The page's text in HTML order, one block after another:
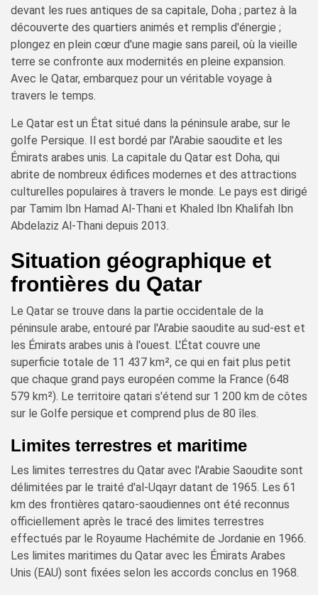
devant les rues antiques de sa capitale, Doha ; partez à la
découverte des quartiers animés et remplis d'énergie ;
plongez en plein cœur d'une magie sans pareil, où la vieille
terre se confronte aux modernités en pleine expansion.
Avec le Qatar, embarquez pour un véritable voyage à
travers le temps.
Le Qatar est un État situé dans la péninsule arabe, sur le
golfe Persique. Il est bordé par l'Arabie saoudite et les
Émirats arabes unis. La capitale du Qatar est Doha, qui
abrite de nombreux édifices modernes et des attractions
culturelles populaires à travers le monde. Le pays est dirigé
par Tamim Ibn Hamad Al-Thani et Khaled Ibn Khalifah Ibn
Abdelaziz Al-Thani depuis 2013.
Situation géographique et
frontières du Qatar
Le Qatar se trouve dans la partie occidentale de la
péninsule arabe, entouré par l'Arabie saoudite au sud-est et
les Émirats arabes unis à l'ouest. L'État couvre une
superficie totale de 11 437 km², ce qui en fait plus petit
que chaque grand pays européen comme la France (648
579 km²). Le territoire qatari s'étend sur 1 200 km de côtes
sur le Golfe persique et comprend plus de 80 îles.
Limites terrestres et maritime
Les limites terrestres du Qatar avec l'Arabie Saoudite sont
délimitées par le traité d'al-Uqayr datant de 1965. Les 61
km des frontières qataro-saoudiennes ont été reconnus
officiellement après le tracé des limites terrestres
effectués par le Royaume Hachémite de Jordanie en 1966.
Les limites maritimes du Qatar avec les Émirats Arabes
Unis (EAU) sont fixées selon les accords conclus en 1968.